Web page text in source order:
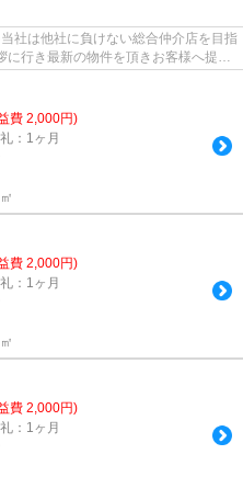
社は他社に負けない総合仲介店を目指
に行き最新の物件を頂きお客様へ提供
費 2,000円)
：1ヶ月
費 2,000円)
：1ヶ月
費 2,000円)
：1ヶ月